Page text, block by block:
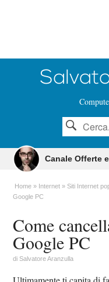
Canale Offerte
Home Internet Siti Internet
Google PC
Come
Google PC
diSalvatore Aranzulla